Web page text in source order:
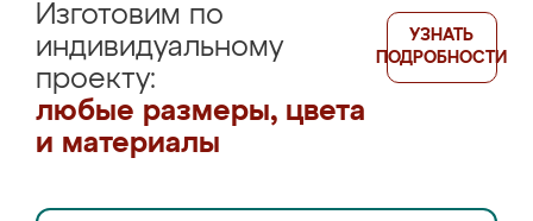
Изготовим по
индивидуальному
проекту:
любые размеры, цвета
и материалы
УЗНАТЬ
ПОДРОБНОСТИ